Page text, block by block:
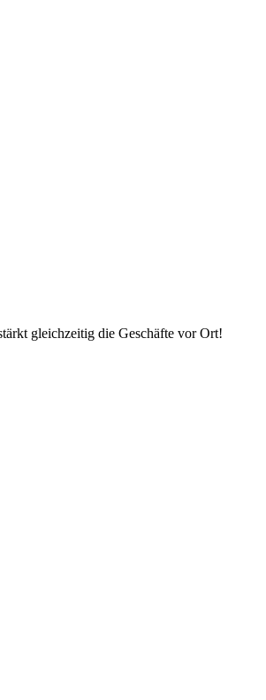
gleichzeitig die Geschäfte vor Ort!